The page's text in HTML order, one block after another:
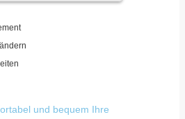
und bequem Ihre